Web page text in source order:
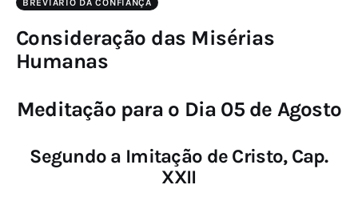
BREVIÁRIO DA CONFIANÇA
Consideração das Misérias
Humanas
Meditação para o Dia 05 de Agosto
Segundo a Imitação de Cristo, Cap.
XXII